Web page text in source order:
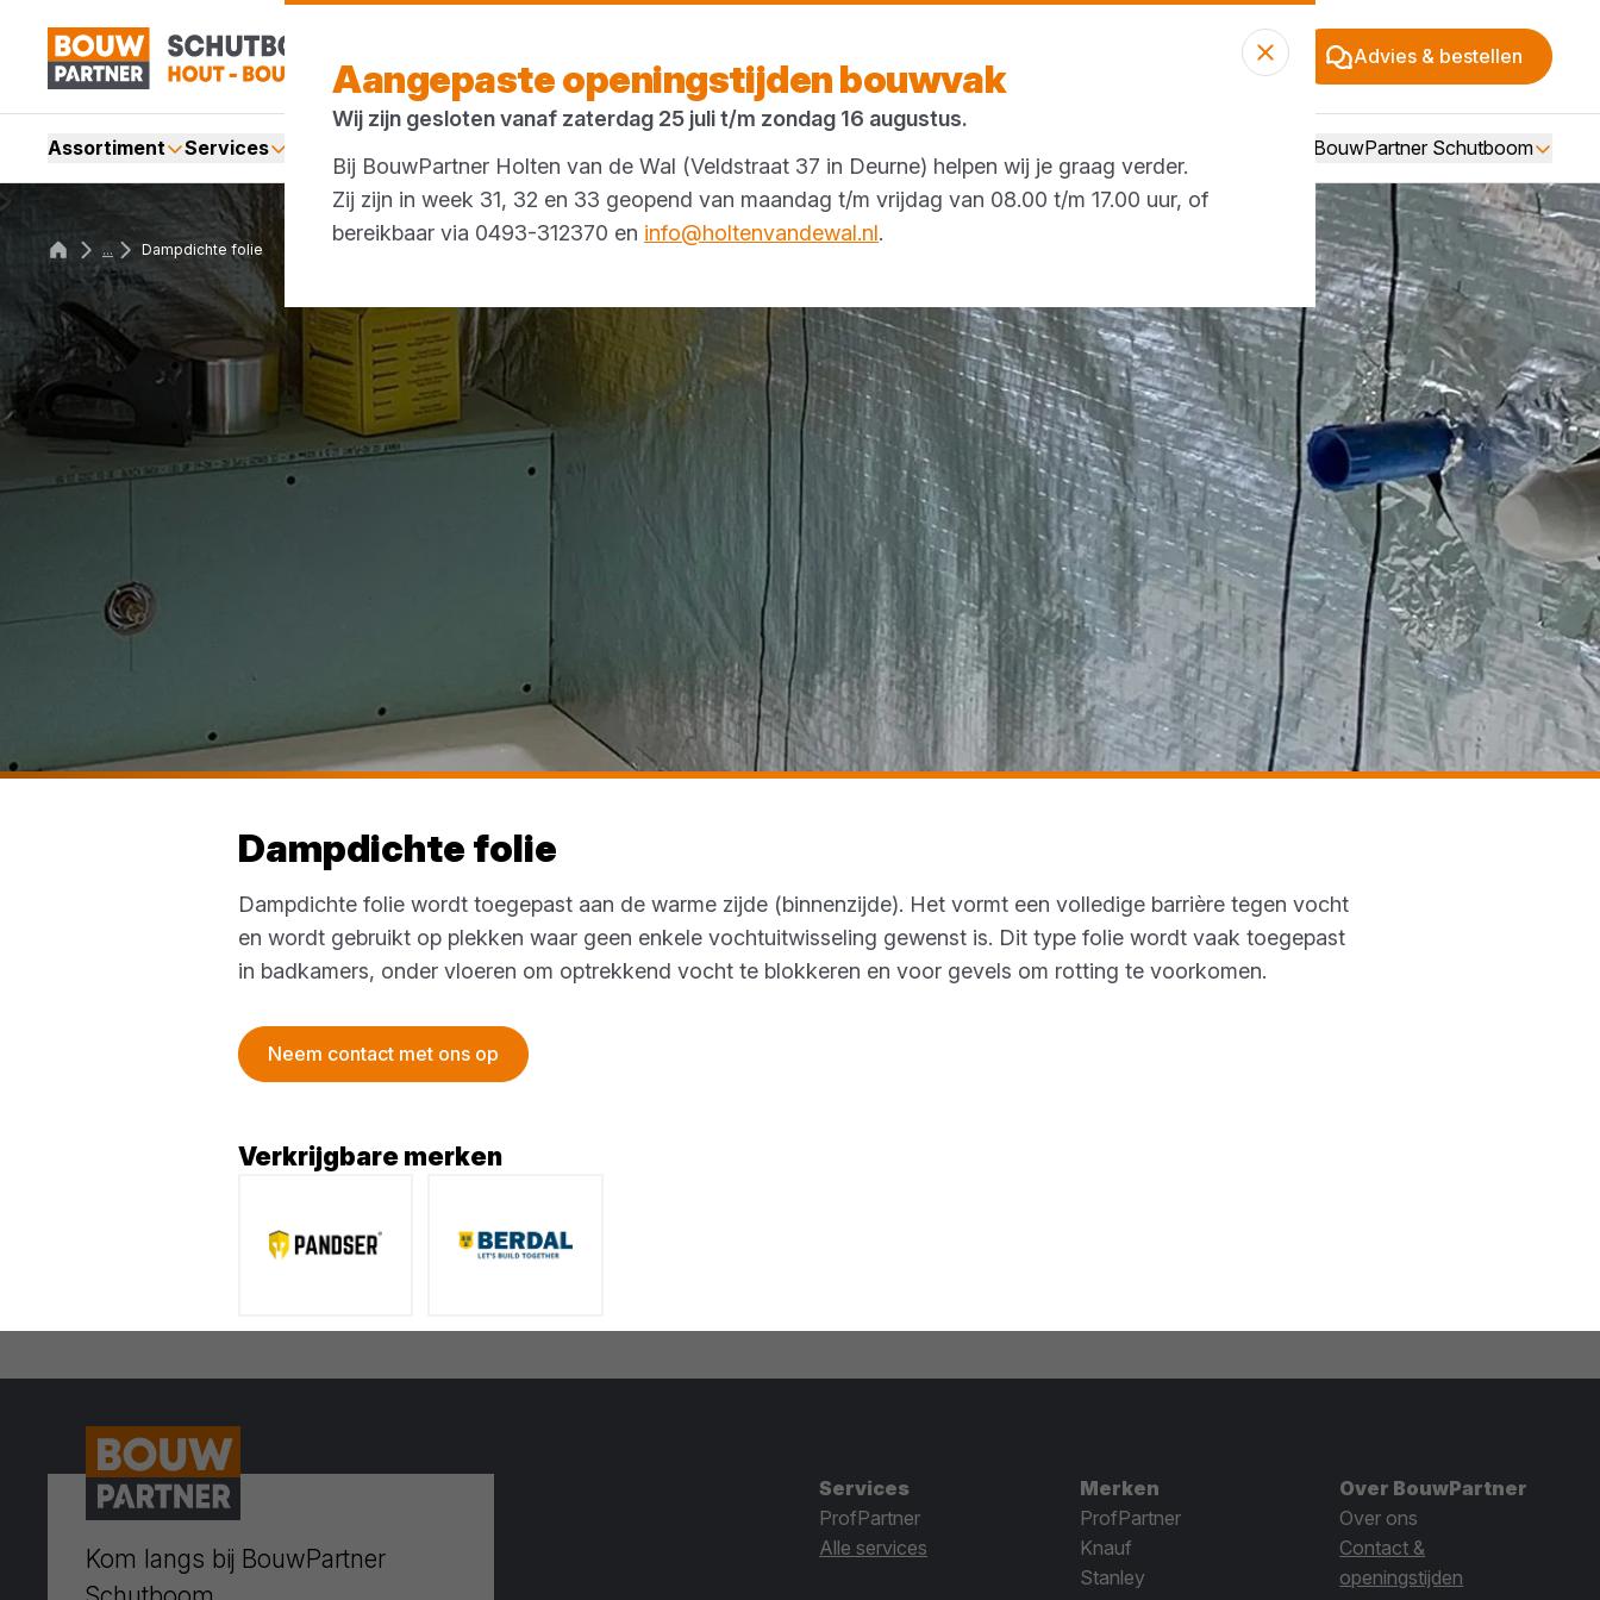
Advies & bestellen
Assortiment Services Over BouwPartner Schutboom
... Dampdichte folie
Dampdichte folie
Dampdichte folie wordt toegepast aan de warme zijde (binnenzijde). Het vormt een volledige barrière tegen vocht
en wordt gebruikt op plekken waar geen enkele vochtuitwisseling gewenst is. Dit type folie wordt vaak toegepast
in badkamers, onder vloeren om optrekkend vocht te blokkeren en voor gevels om rotting te voorkomen.
Neem contact met ons op
Verkrijgbare merken
Aangepaste openingstijden bouwvak
Wij zijn gesloten vanaf zaterdag 25 juli t/m zondag 16 augustus.
Bij BouwPartner Holten van de Wal (Veldstraat 37 in Deurne) helpen wij je graag verder.
Zij zijn in week 31, 32 en 33 geopend van maandag t/m vrijdag van 08.00 t/m 17.00 uur, of
bereikbaar via 0493-312370 en info@holtenvandewal.nl.
Kom langs bij BouwPartner
Services
ProfPartner
Alle services
Merken
ProfPartner
Knauf
Stanley
Over BouwPartner
Over ons
Contact &
openingstijden